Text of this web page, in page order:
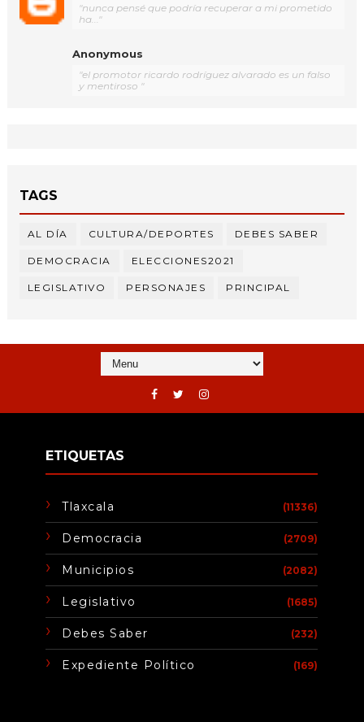
"nunca pensé que podría recuperar a mi prometido
ha..."
Anonymous
"el promotor ricardo rodríguez alvarado es un falso
y mentiroso "
TAGS
AL DÍA CULTURA/DEPORTES DEBES SABER
DEMOCRACIA ELECCIONES2021
LEGISLATIVO PERSONAJES PRINCIPAL
ETIQUETAS
Tlaxcala (11336)
Democracia (2709)
Municipios (2082)
Legislativo (1685)
Debes Saber (232)
Expediente Político (169)